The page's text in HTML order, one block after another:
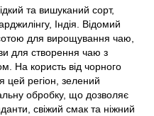
та вишуканий сорт,
Індія. Відомий
для вирощування чаю,
для створення чаю з
На користь від чорного
цей регіон, зелений
обробку, що дозволяє
свіжий смак та ніжний